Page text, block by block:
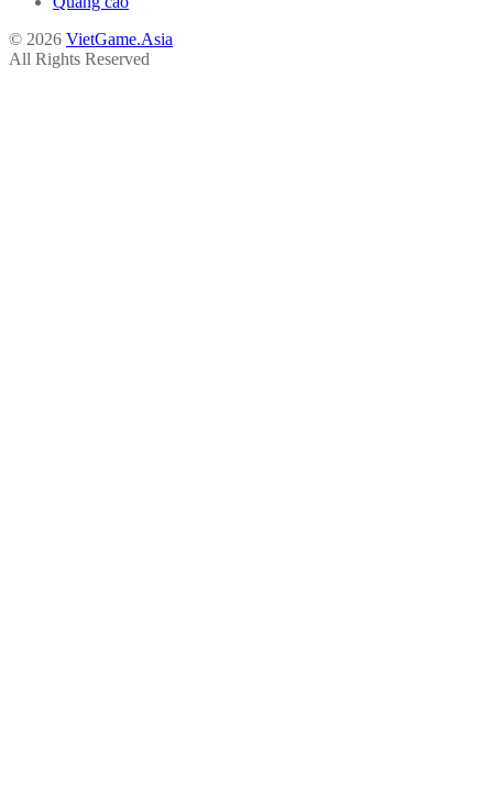
© 2026 VietGame.Asia
All Rights Reserved